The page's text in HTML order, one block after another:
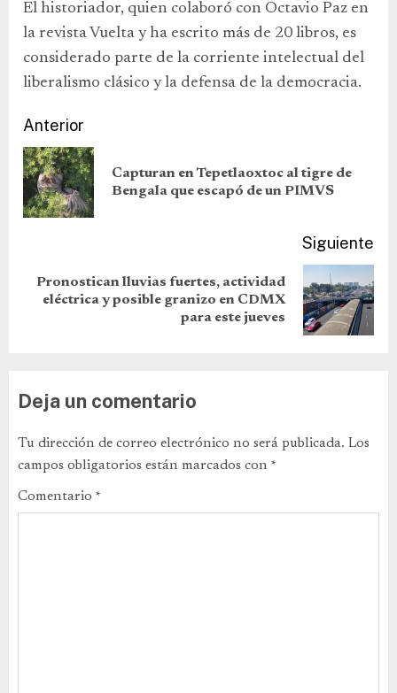
El historiador, quien colaboró con Octavio Paz en
la revista Vuelta y ha escrito más de 20 libros, es
considerado parte de la corriente intelectual del
liberalismo clásico y la defensa de la democracia.
Anterior
Capturan en Tepetlaoxtoc al tigre de
Bengala que escapó de un PIMVS
Siguiente
Pronostican lluvias fuertes, actividad
eléctrica y posible granizo en CDMX
para este jueves
Deja un comentario
Tu dirección de correo electrónico no será publicada. Los
campos obligatorios están marcados con *
Comentario *